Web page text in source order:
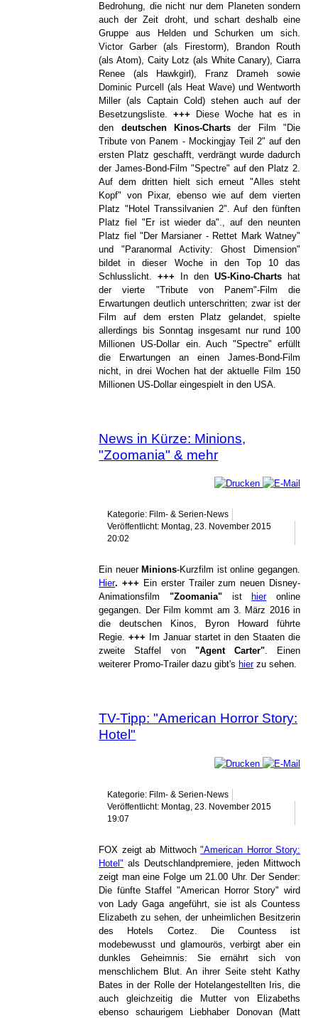
Bedrohung, die nicht nur dem Planeten sondern
auch der Zeit droht, und schart deshalb eine
Gruppe aus Helden und Schurken um sich.
Victor Garber (als Firestorm), Brandon Routh
(als Atom), Caity Lotz (als White Canary), Ciarra
Renee (als Hawkgirl), Franz Drameh sowie
Dominic Purcell (als Heat Wave) und Wentworth
Miller (als Captain Cold) stehen auch auf der
Besetzungsliste.+++
Diese Woche hat es in
den deutschen Kinos-Chartsder Film "Die
Tribute von Panem - Mockingjay Teil 2" auf den
ersten Platz geschafft, verdrängt wurde dadurch
der James-Bond-Film "Spectre" auf den Platz 2.
Auf dem dritten hielt sich erneut "Alles steht
Kopf" von Pixar, ebenso wie auf dem vierten
Platz "Hotel Transsilvanien 2". Auf den fünften
Platz fiel "Er ist wieder da"., auf den neunten
Platz fiel "Der Marsianer - Rettet Mark Watney"
und "Paranormal Activity: Ghost Dimension"
bildet in dieser Woche in den Top 10 das
Schlusslicht.+++ In denUS-Kino-Charts hat
der vierte "Tribute von Panem"-Film die
Erwartungen deutlich unterschritten; zwar ist der
Film auf dem ersten Platz gelandet, spielte
allerdings bis Sonntag insgesamt nur rund 100
Millionen US-Dollar ein. Auch "Spectre" erfüllt
die Erwartungen an einen James-Bond-Film
nicht, in drei Wochen hat der aktuelle Film 150
Millionen US-Dollar eingespielt in den USA.
News in Kürze: Minions,
"Zoomania" & mehr
Kategorie: Film- & Serien-News
Veröffentlicht: Montag, 23. November 2015
20:02
Ein neuer Minions-Kurzfilm ist online gegangen.
Hier. +++ Ein erster Trailer zum neuen Disney-
Animationsfilm "Zoomania"ist hieronline
gegangen. Der Film kommt am 3. März 2016 in
die deutschen Kinos, Byron Howard führte
Regie.+++
Im Januar startet in den Staaten die
zweite Staffel von "Agent Carter". Einen
weiterer Promo-Trailer dazu gibt's hierzu sehen.
TV-Tipp: "American Horror Story:
Hotel"
Kategorie: Film- & Serien-News
Veröffentlicht: Montag, 23. November 2015
19:07
FOX zeigt ab Mittwoch"American Horror Story:
Hotel" als Deutschlandpremiere, jeden Mittwoch
zeigt man eine Folge um 21.00 Uhr. Der Sender:
Die fünfte Staffel "American Horror Story" wird
von Lady Gaga angeführt, sie ist als Countess
Elizabeth zu sehen, der unheimlichen Besitzerin
des Hotels Cortez. Die Countess ist
modebewusst und glamourös, verbirgt aber ein
dunkles Geheimnis: Sie ernährt sich von
menschlichem Blut. An ihrer Seite steht Kathy
Bates in der Rolle der Hotelangestellten Iris, die
auch gleichzeitig die Mutter von Elizabeths
ebenso schaurigem Liebhaber Donovan (Matt